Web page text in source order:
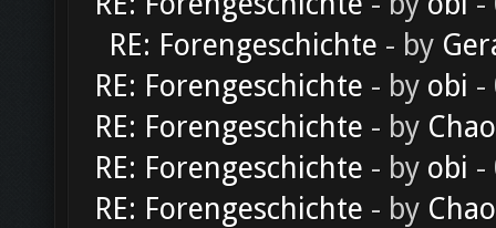
RE: Forengeschichte - by
RE: Forengeschichte - by obi -
RE: Forengeschichte - by
RE: Forengeschichte - by obi -
RE: Forengeschichte - by